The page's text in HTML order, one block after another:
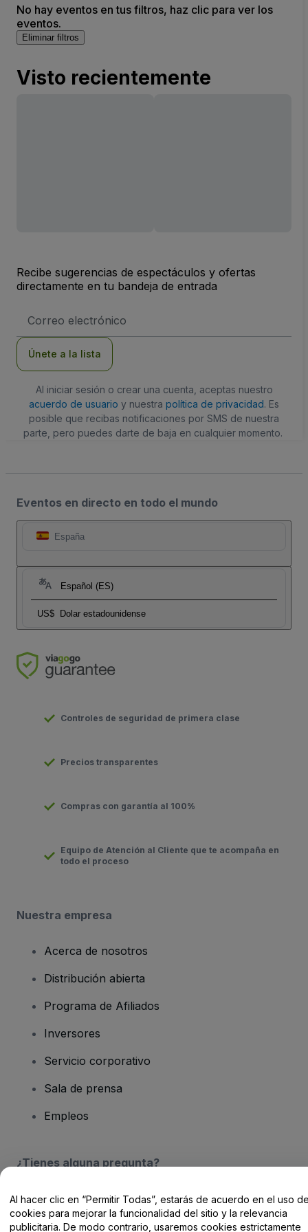
No hay eventos en tus filtros, haz clic para ver los
eventos.
Eliminar filtros
Visto recientemente
Recibe sugerencias de espectáculos y ofertas
directamente en tu bandeja de entrada
de
Únete a la lista
Al iniciar sesión o crear una cuenta, aceptas nuestro
acuerdo de usuario y nuestra política de privacidad. Es
posible que recibas notificaciones por SMS de nuestra
parte, pero puedes darte de baja en cualquier momento.
Eventos en directo en todo el mundo
España
Español (ES)
US$ Dolar estadounidense
Controles de seguridad de primera clase
Precios transparentes
Compras con garantía al 100%
Equipo de Atención al Cliente que te acompaña en
todo el proceso
Nuestra empresa
Acerca de nosotros
Distribución abierta
Programa de Afiliados
Inversores
Servicio corporativo
Sala de prensa
Empleos
¿Tienes alguna pregunta?
Centro de Ayuda / Contacto
Al hacer clic en “Permitir Todas”, estarás de acuerdo en el uso
cookies para mejorar la funcionalidad del sitio y la relevancia
publicitaria. De modo contrario, usaremos cookies estrictamente